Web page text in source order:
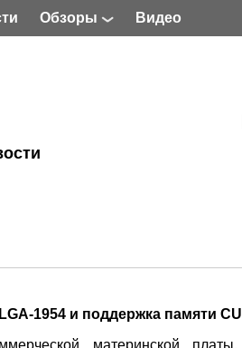
Обзоры Видео
1954 и поддержка памяти
материнской